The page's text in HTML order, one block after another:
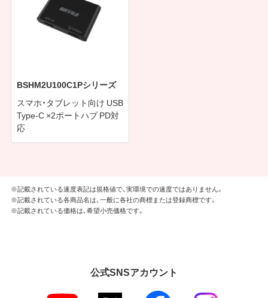
BSHM2U100C1Pシリーズ
スマホ・タブレット向け USB
Type-C ×2ポートハブ PD対
応
※記載されている速度表記は規格値で、実環境での速度ではありません。
※記載されている各商品名は、一般に各社の商標または登録商標です。
※記載されている価格は、希望小売価格です。
公式SNSアカウント